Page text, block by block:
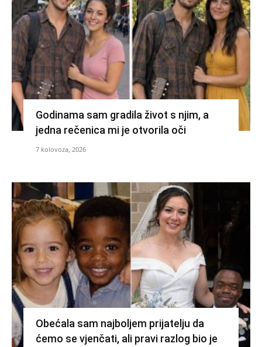
Godinama sam gradila život s njim, a
jedna rečenica mi je otvorila oči
7 kolovoza, 2026
Obećala sam najboljem prijatelju da
ćemo se vjenčati, ali pravi razlog bio je